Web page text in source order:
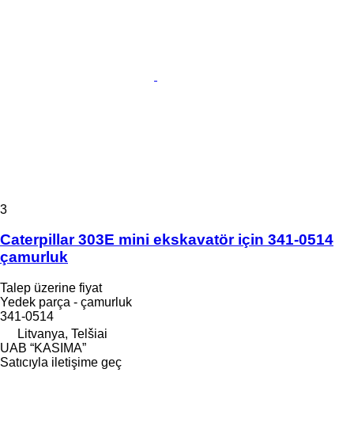
3
Caterpillar 303E mini ekskavatör için 341-0514
çamurluk
Talep üzerine fiyat
Yedek parça - çamurluk
341-0514
Litvanya, Telšiai
UAB “KASIMA”
Satıcıyla iletişime geç